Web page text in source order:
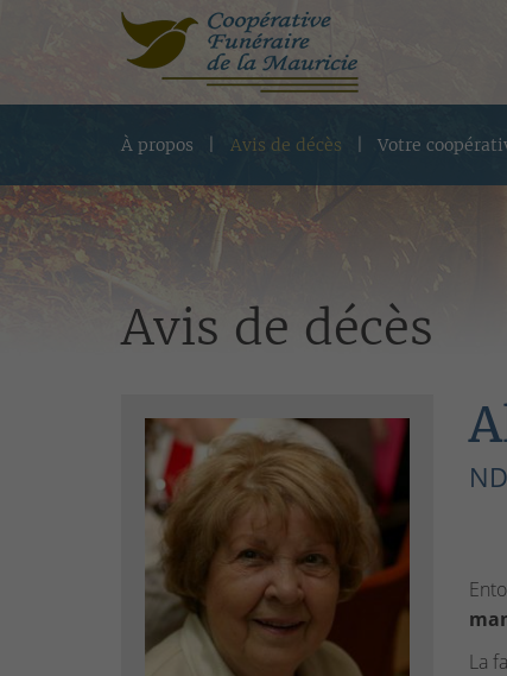
À propos Avis de décès Votre
Avis de décès
La